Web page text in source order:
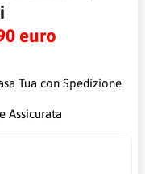
euro
Tua con Spedizione
Assicurata